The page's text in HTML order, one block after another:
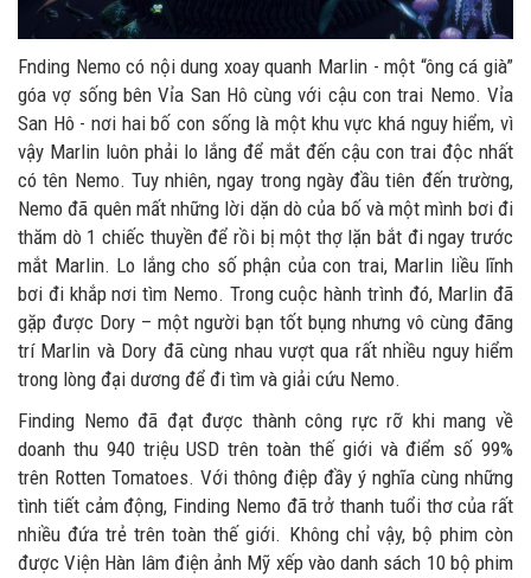
Fnding Nemo có nội dung xoay quanh Marlin - một “ông cá già”
góa vợ sống bên Vỉa San Hô cùng với cậu con trai Nemo. Vỉa
San Hô - nơi hai bố con sống là một khu vực khá nguy hiểm, vì
vậy Marlin luôn phải lo lắng để mắt đến cậu con trai độc nhất
có tên Nemo. Tuy nhiên, ngay trong ngày đầu tiên đến trường,
Nemo đã quên mất những lời dặn dò của bố và một mình bơi đi
thăm dò 1 chiếc thuyền để rồi bị một thợ lặn bắt đi ngay trước
mắt Marlin. Lo lắng cho số phận của con trai, Marlin liều lĩnh
bơi đi khắp nơi tìm Nemo. Trong cuộc hành trình đó, Marlin đã
gặp được Dory – một người bạn tốt bụng nhưng vô cùng đãng
trí Marlin và Dory đã cùng nhau vượt qua rất nhiều nguy hiểm
trong lòng đại dương để đi tìm và giải cứu Nemo.
Finding Nemo đã đạt được thành công rực rỡ khi mang về
doanh thu 940 triệu USD trên toàn thế giới và điểm số 99%
trên Rotten Tomatoes. Với thông điệp đầy ý nghĩa cùng những
tình tiết cảm động, Finding Nemo đã trở thanh tuổi thơ của rất
nhiều đứa trẻ trên toàn thế giới. Không chỉ vậy, bộ phim còn
được Viện Hàn lâm điện ảnh Mỹ xếp vào danh sách 10 bộ phim